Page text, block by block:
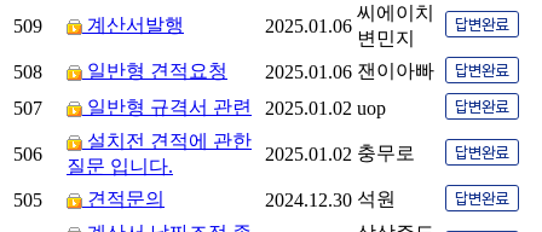
509 계산서발행 2025.01.06
씨에이치
변민지
508
일반형 견적요청 2025.01.06 잰이아빠
507
일반형 규격서 관련 2025.01.02 uop
506
설치전 견적에 관한
질문 입니다.
2025.01.02 충무로
505 견적문의 2024.12.30 석원